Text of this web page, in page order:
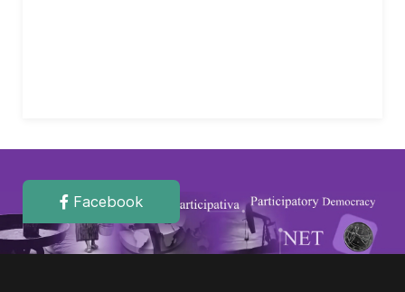
Facebook